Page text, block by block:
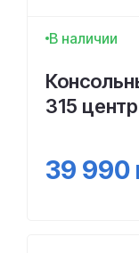
В наличии
315
39 990